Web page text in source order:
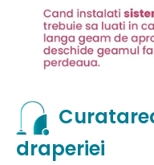
draperiei